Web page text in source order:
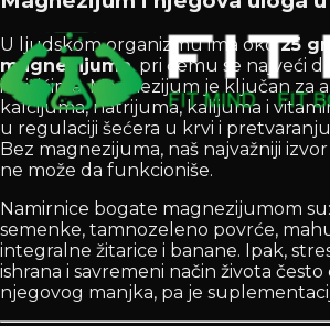
U ljudskom organizmu ima oko25
magnezijuma, pri čemu se najveći
i mišićima. Magnezijum je ključan za
kalcijuma, natrijuma, kalijuma i
u regulaciji šećera u krvi i
Bez magnezijuma, naš najvažniji
ne može da funkcioniše.
Namirnice bogate magnezijumom
semenke, tamnozeleno povrće,
integralne žitarice i banane. Ipak,
ishrana i savremeni način života
njegovog manjka, pa je